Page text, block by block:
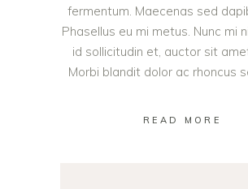
fermentum. Maecenas sed
Phasellus eu mi metus. Nunc mi
id sollicitudin et, auctor sit
Morbi blandit dolor ac rhoncus
READ MORE